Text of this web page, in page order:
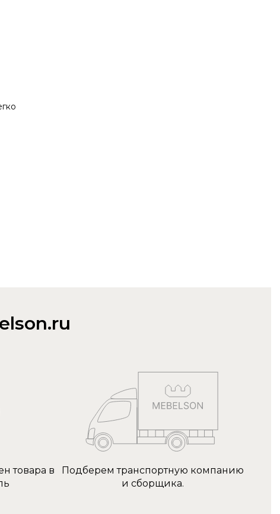
товара в
Подберем транспортную компанию
и сборщика.